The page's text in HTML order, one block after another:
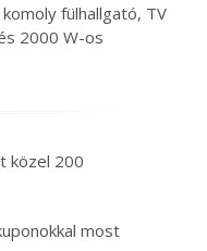
fülhallgató, TV
2000 W-os
közel 200
most